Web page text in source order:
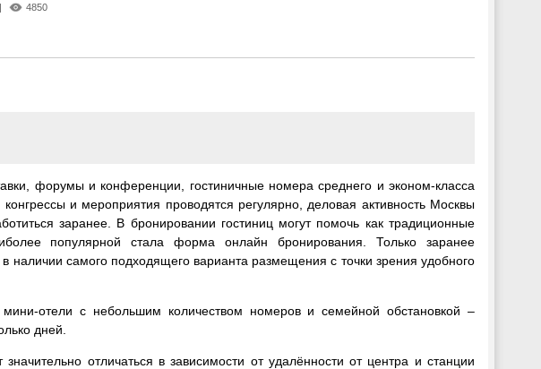
| 4850
форумы и конференции, гостиничные номера среднего и эконом-класса
и мероприятия проводятся регулярно, деловая активность Москвы
заранее. В бронировании гостиниц могут помочь как традиционные
популярной стала форма онлайн бронирования. Только заранее
самого подходящего варианта размещения с точки зрения удобного
отели с небольшим количеством номеров и семейной обстановкой –
дней.
отличаться в зависимости от удалённости от центра и станции